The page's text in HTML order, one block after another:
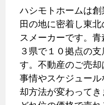
ハシモトホームは
田の地に密着し東
スメーカーです。
３県で１０拠点の
す。不動産のご売
事情やスケジュー
却方法が変わって